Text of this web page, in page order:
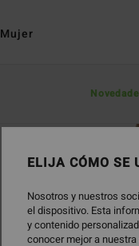
Mujer
ELIJA CÓMO SE
Nosotros y nuestros
el dispositivo. Esta
y contenido
conocer mejor a